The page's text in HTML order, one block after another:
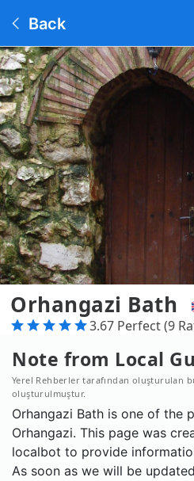
Back
Orhangazi Bath
3.67 Perfect (9
Note from Local
Yerel Rehberler tarafından oluşturulan
oluşturulmuştur.
Orhangazi Bath is one of the
Orhangazi. This page was
localbot to provide
As soon as we will be